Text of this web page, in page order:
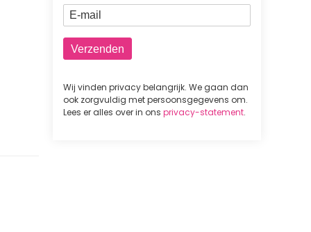
E-mail
Wij vinden privacy belangrijk. We gaan dan
ook zorgvuldig met persoonsgegevens om.
Lees er alles over in ons privacy-statement.